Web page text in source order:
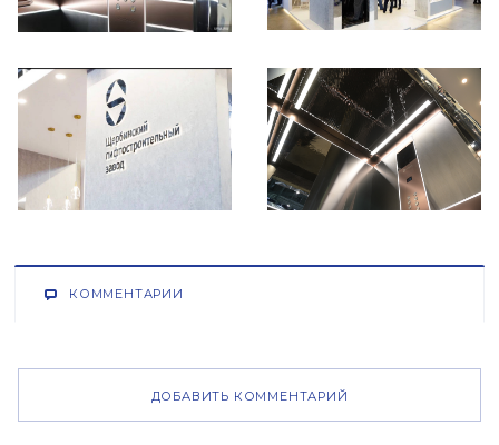
КОММЕНТАРИИ
ДОБАВИТЬ КОММЕНТАРИЙ